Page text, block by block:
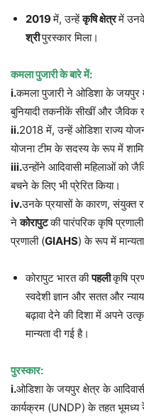
2019में, उन्हेंकृषि क्षेत्रमें
श्रीपुरस्कार मिला।
कमला पुजारी के बारे में:
i.कमला पुजारी ने ओडिशा के जयपुर
बुनियादी तकनीकें सीखीं और जैविक
ii.2018 में, उन्हें ओडिशा राज्य
योजना टीम के सदस्य के रूप में
iii.उन्होंने आदिवासी महिलाओं को
बचने के लिए भी प्रेरित किया।
iv.उनके प्रयासों के कारण, संयुक्त
नेकोरापुटकी पारंपरिक कृषि
प्रणाली (GIAHS) के रूप में
कोरापुट भारत कीपहलीकृषि
स्वदेशी ज्ञान और सतत और
बढ़ावा देने की दिशा में अपने
मान्यता दी गई है।
पुरस्कार:
i.ओडिशा के जयपुर क्षेत्र के
कार्यक्रम (UNDP) के तहत भूमध्य